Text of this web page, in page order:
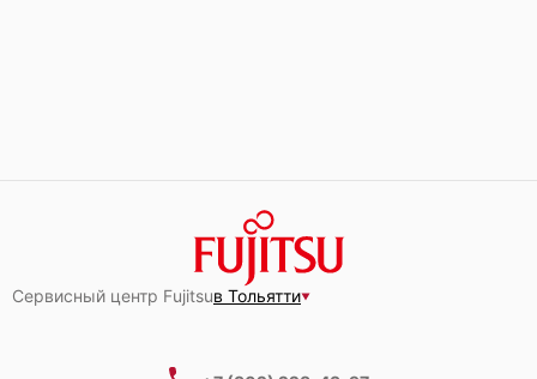
Fujitsu Primergy GX2570 M6
Сервисный центр Fujitsuв Тольятти